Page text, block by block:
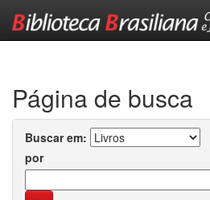
Página de busca
Buscar em:
por